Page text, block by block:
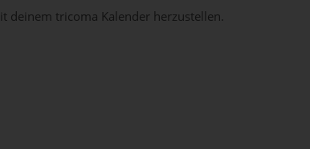
deinem tricoma Kalender herzustellen.